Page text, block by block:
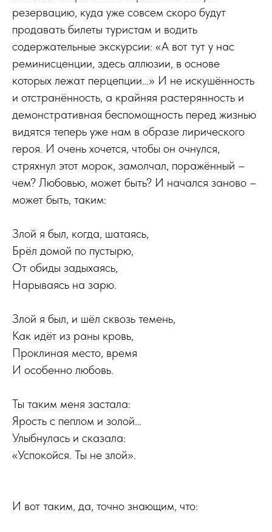
резервацию, куда уже совсем скоро будут
продавать билеты туристам и водить
содержательные экскурсии: «А вот тут у нас
реминисценции, здесь аллюзии, в основе
которых лежат перцепции…» И не искушённость
и отстранённость, а крайняя растерянность и
демонстративная беспомощность перед жизнью
видятся теперь уже нам в образе лирического
героя. И очень хочется, чтобы он очнулся,
стряхнул этот морок, замолчал, поражённый –
чем? Любовью, может быть? И начался заново –
может быть, таким:
Злой я был, когда, шатаясь,
Брёл домой по пустырю,
От обиды задыхаясь,
Нарываясь на зарю.
Злой я был, и шёл сквозь темень,
Как идёт из раны кровь,
Проклиная место, время
И особенно любовь.
Ты таким меня застала:
Ярость с пеплом и золой…
Улыбнулась и сказала:
«Успокойся. Ты не злой».
И вот таким, да, точно знающим, что: